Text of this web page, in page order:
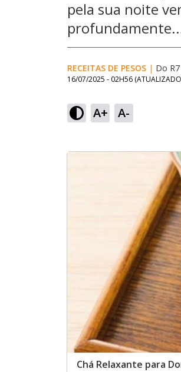
pela sua noite
RECEITAS DE PESOS | Do R7
16/07/2025 - 02H56
A+ A-
Chá Relaxante para